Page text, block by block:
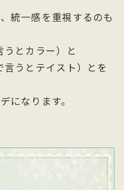
統一感を重視するのも
とカラー）と
言うとテイスト）とを
になります。